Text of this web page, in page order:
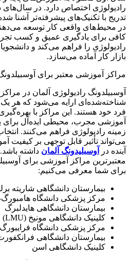
رادیولوژی اختصاص دارد. در سال‌های
تدریج با تکنیک‌های پیشرفته‌تر آشنا
در محیط‌های واقعی کار توسعه
کافی برای یادگیری عمیق و کسب
رادیولوژی را فراهم می‌کند و
بازار کار آماده می‌سازد.
مراکز آموزشی معتبر برای
آوسبیلدونگ رادیولوژی آلمان در
شناخته‌شده‌ای ارایه می‌شود که هر
فرد خود هستند. این مراکز با
آموزشی مجرب، محیطی ایده‌آل
زمینه رادیولوژی فراهم می‌کنند.
می‌تواند تأثیر قابل توجهی بر
آینده در
آوسبلیدونگ آلمان داشته
معتبرترین مراکز آموزشی برای
برای شما معرفی می‌کنیم:
بیمارستان دانشگاهی شاریته
مرکز پزشکی دانشگاه
بیمارستان دانشگاهی هایدلبرگ
کلینیک دانشگاهی مونیخ (LMU)
مرکز پزشکی دانشگاه فرایبورگ
بیمارستان دانشگاهی
کلینیک دانشگاهی اسن